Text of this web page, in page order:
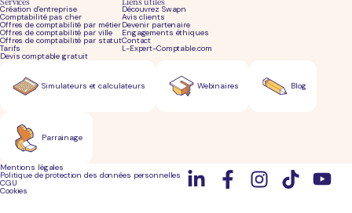
Création d'entreprise
Comptabilité pas cher
Offres de comptabilité par métier
Offres de comptabilité par ville
Offres de comptabilité par statut
Tarifs
Devis comptable gratuit
Découvrez Swapn
Avis clients
Devenir partenaire
Engagements éthiques
Contact
L-Expert-Comptable.com
Simulateurs et calculateurs Blog
Parrainage
Webinaires
Mentions légales
Politique de protection des données personnelles
CGU
Cookies